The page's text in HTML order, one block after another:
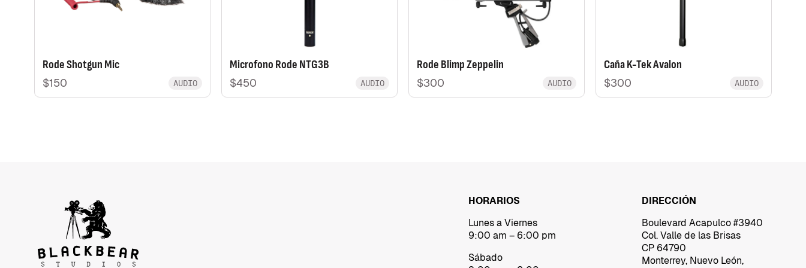
Rode Shotgun Mic
$150 AUDIO
Microfono Rode NTG3B
$450 AUDIO
Rode Blimp Zeppelin
$300 AUDIO
Caña K-Tek Avalon
$300 AUDIO
HORARIOS
Lunes a Viernes
9:00 am – 6:00 pm
Sábado
DIRECCIÓN
Boulevard Acapulco #3940
Col. Valle de las Brisas
CP 64790
Monterrey, Nuevo León,